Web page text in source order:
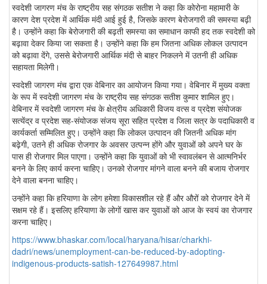
स्वदेशी जागरण मंच के राष्ट्रीय सह संगठक सतीश ने कहा कि कोरोना महामारी के
कारण देश प्रदेश में आर्थिक मंदी आई हुई है, जिसके कारण बेरोजगारी की समस्या बढ़ी
है। उन्होंने कहा कि बेरोजगारी की बढ़ती समस्या का समाधान काफी हद तक स्वदेशी को
बढ़ावा देकर किया जा सकता है। उन्होंने कहा कि हम जितना अधिक लोकल उत्पादन
को बढ़ावा देंगे, उससे बेरोजगारी आर्थिक मंदी से बाहर निकलने में उतनी ही अधिक
सहायता मिलेगी।
स्वदेशी जागरण मंच द्वारा एक वेबिनार का आयोजन किया गया। वेबिनार में मुख्य वक्ता
के रूप में स्वदेशी जागरण मंच के राष्ट्रीय सह संगठक सतीश कुमार शामिल हुए।
वेबिनार में स्वदेशी जागरण मंच के क्षेत्रीय अधिकारी विजय वत्स व प्रदेश संयोजक
सत्येंद्र व प्रदेश सह-संयोजक संजय सूरा सहित प्रदेश व जिला सत्र के पदाधिकारी व
कार्यकर्ता सम्मिलित हुए। उन्होंने कहा कि लोकल उत्पादन की जितनी अधिक मांग
बढ़ेगी, उतने ही अधिक रोजगार के अवसर उत्पन्न होंगे और युवाओं को अपने घर के
पास ही रोजगार मिल पाएगा। उन्होंने कहा कि युवाओं को भी स्वावलंबन से आत्मनिर्भर
बनने के लिए कार्य करना चाहिए। उनको रोजगार मांगने वाला बनने की बजाय रोजगार
देने वाला बनना चाहिए।
उन्होंने कहा कि हरियाणा के लोग हमेशा विकासशील रहे हैं और औरों को रोजगार देने में
सक्षम रहे हैं। इसलिए हरियाणा के लोगों खास कर युवाओं को आज के स्वयं का रोजगार
करना चाहिए।
https://www.bhaskar.com/local/haryana/hisar/charkhi-
dadri/news/unemployment-can-be-reduced-by-adopting-
indigenous-products-satish-127649987.html